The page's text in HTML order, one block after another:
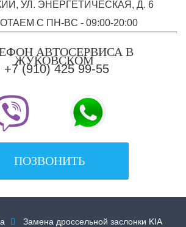
УЛ. ЭНЕРГЕТИЧЕСКАЯ, Д. 6
С ПН-ВC - 09:00-20:00
+7 (910) 425 99-55
ПОЗВОНИТЬ
 Замена дроссельной заслонки KIA